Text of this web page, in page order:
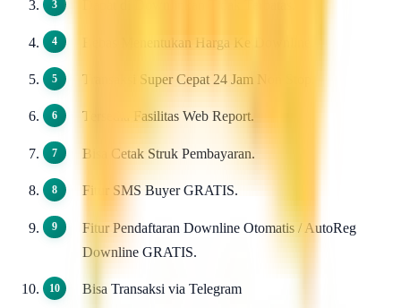
Bebas Menentukan Harga Ke Downline.
Transaksi Super Cepat 24 Jam Non Stop.
Tersedia Fasilitas Web Report.
Bisa Cetak Struk Pembayaran.
Fitur SMS Buyer GRATIS.
Fitur Pendaftaran Downline Otomatis / AutoReg
Downline GRATIS.
Bisa Transaksi via Telegram